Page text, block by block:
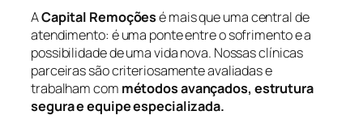
ACapital Remoçõesé mais que uma central de
atendimento: é uma ponte entre o sofrimento e a
possibilidade de uma vida nova. Nossas clínicas
parceiras são criteriosamente avaliadas e
trabalham com métodos avançados, estrutura
segura e equipe especializada.